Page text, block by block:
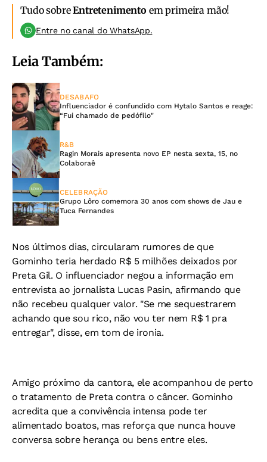
Tudo sobreEntretenimento em primeira mão!
Entre no canal do WhatsApp.
Leia Também:
DESABAFO
Influenciador é confundido com Hytalo Santos e reage:
“Fui chamado de pedófilo"
R&B
Ragin Morais apresenta novo EP nesta sexta, 15, no
Colaboraê
CELEBRAÇÃO
Grupo Lôro comemora 30 anos com shows de Jau e
Tuca Fernandes
Nos últimos dias, circularam rumores de que
Gominho teria herdado R$ 5 milhões deixados por
Preta Gil. O influenciador negou a informação em
entrevista ao jornalista Lucas Pasin, afirmando que
não recebeu qualquer valor. "Se me sequestrarem
achando que sou rico, não vou ter nem R$ 1 pra
entregar", disse, em tom de ironia.
Amigo próximo da cantora, ele acompanhou de perto
o tratamento de Preta contra o câncer. Gominho
acredita que a convivência intensa pode ter
alimentado boatos, mas reforça que nunca houve
conversa sobre herança ou bens entre eles.